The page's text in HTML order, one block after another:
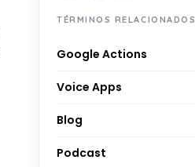
TÉRMINOS RELACIONADOS
Google Actions
Voice Apps
Blog
Podcast